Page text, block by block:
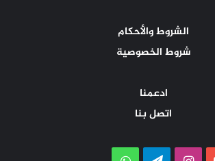
الشروط والأحكام
شروط الخصوصية
ادعمنا
اتصل بنا